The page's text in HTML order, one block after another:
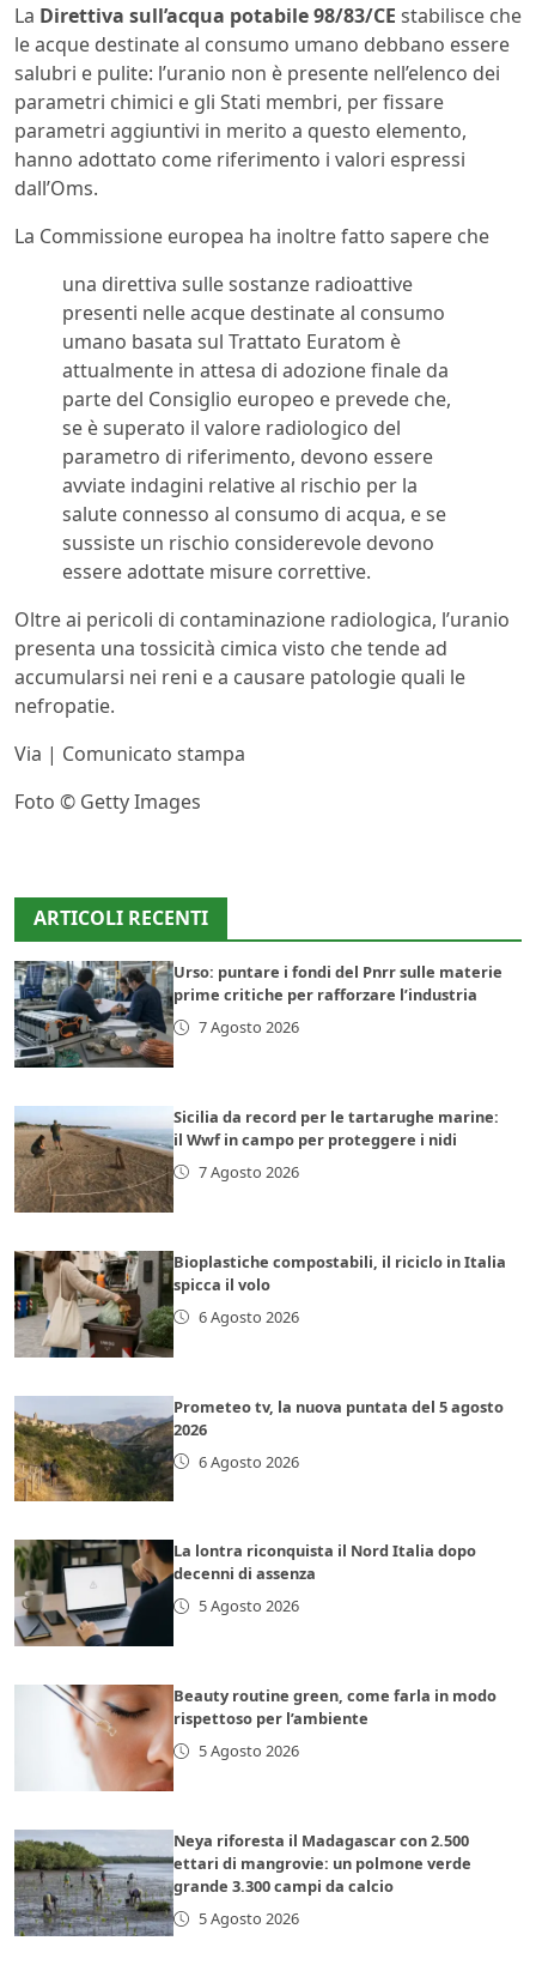
La Direttiva sull’acqua potabile 98/83/CE stabilisce che
le acque destinate al consumo umano debbano essere
salubri e pulite: l’uranio non è presente nell’elenco dei
parametri chimici e gli Stati membri, per fissare
parametri aggiuntivi in merito a questo elemento,
hanno adottato come riferimento i valori espressi
dall’Oms.
La Commissione europea ha inoltre fatto sapere che
una direttiva sulle sostanze radioattive
presenti nelle acque destinate al consumo
umano basata sul Trattato Euratom è
attualmente in attesa di adozione finale da
parte del Consiglio europeo e prevede che,
se è superato il valore radiologico del
parametro di riferimento, devono essere
avviate indagini relative al rischio per la
salute connesso al consumo di acqua, e se
sussiste un rischio considerevole devono
essere adottate misure correttive.
Oltre ai pericoli di contaminazione radiologica, l’uranio
presenta una tossicità cimica visto che tende ad
accumularsi nei reni e a causare patologie quali le
nefropatie.
Via | Comunicato stampa
Foto © Getty Images
ARTICOLI RECENTI
Urso: puntare i fondi del Pnrr sulle materie
prime critiche per rafforzare l’industria
7 Agosto 2026
Sicilia da record per le tartarughe marine:
il Wwf in campo per proteggere i nidi
7 Agosto 2026
Bioplastiche compostabili, il riciclo in Italia
spicca il volo
6 Agosto 2026
Prometeo tv, la nuova puntata del 5 agosto
2026
6 Agosto 2026
La lontra riconquista il Nord Italia dopo
decenni di assenza
5 Agosto 2026
Beauty routine green, come farla in modo
rispettoso per l’ambiente
5 Agosto 2026
Neya riforesta il Madagascar con 2.500
ettari di mangrovie: un polmone verde
grande 3.300 campi da calcio
5 Agosto 2026